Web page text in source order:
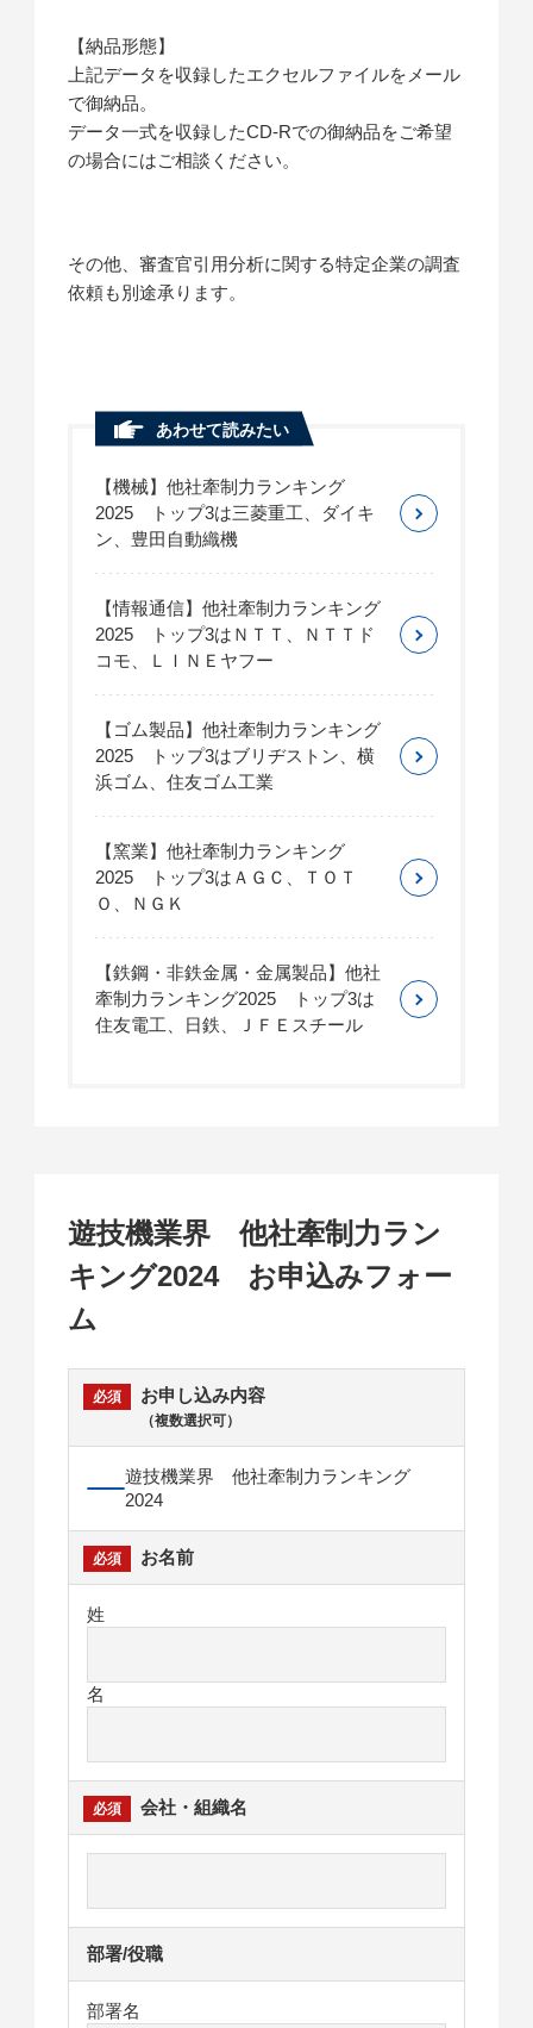
【納品形態】
上記データを収録したエクセルファイルをメール
で御納品。
データ一式を収録したCD-Rでの御納品をご希望
の場合にはご相談ください。
その他、審査官引用分析に関する特定企業の調査
依頼も別途承ります。
あわせて読みたい
【機械】他社牽制力ランキング
2025 トップ3は三菱重工、ダイキ
ン、豊田自動織機
【情報通信】他社牽制力ランキング
2025 トップ3はＮＴＴ、ＮＴＴド
コモ、ＬＩＮＥヤフー
【ゴム製品】他社牽制力ランキング
2025 トップ3はブリヂストン、横
浜ゴム、住友ゴム工業
【窯業】他社牽制力ランキング
2025 トップ3はＡＧＣ、ＴＯＴ
Ｏ、ＮＧＫ
【鉄鋼・非鉄金属・金属製品】他社
牽制力ランキング2025 トップ3は
住友電工、日鉄、ＪＦＥスチール
遊技機業界 他社牽制力ラン
キング2024 お申込みフォー
ム
お申し込み内容
（複数選択可）
遊技機業界 他社牽制力ランキング
2024
お名前
姓
名
会社・組織名
部署/役職
部署名